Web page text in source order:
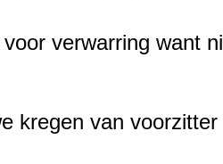
verwarring want
kregen van